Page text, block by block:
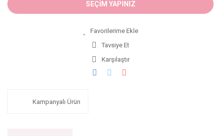
SEÇİM YAPINIZ
Tavsiye Et
Karşılaştır
Kampanyalı Ürün